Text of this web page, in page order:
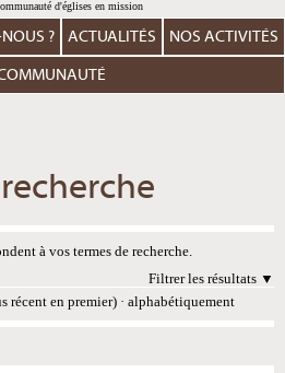
? ACTUALITÉS NOS ACTIVITÉS
à vos termes de recherche.
Filtrer les résultats
récent en premier) · alphabétiquement